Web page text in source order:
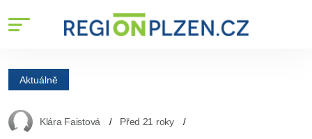
Aktuálně
Klára Faistová Před 21 roky